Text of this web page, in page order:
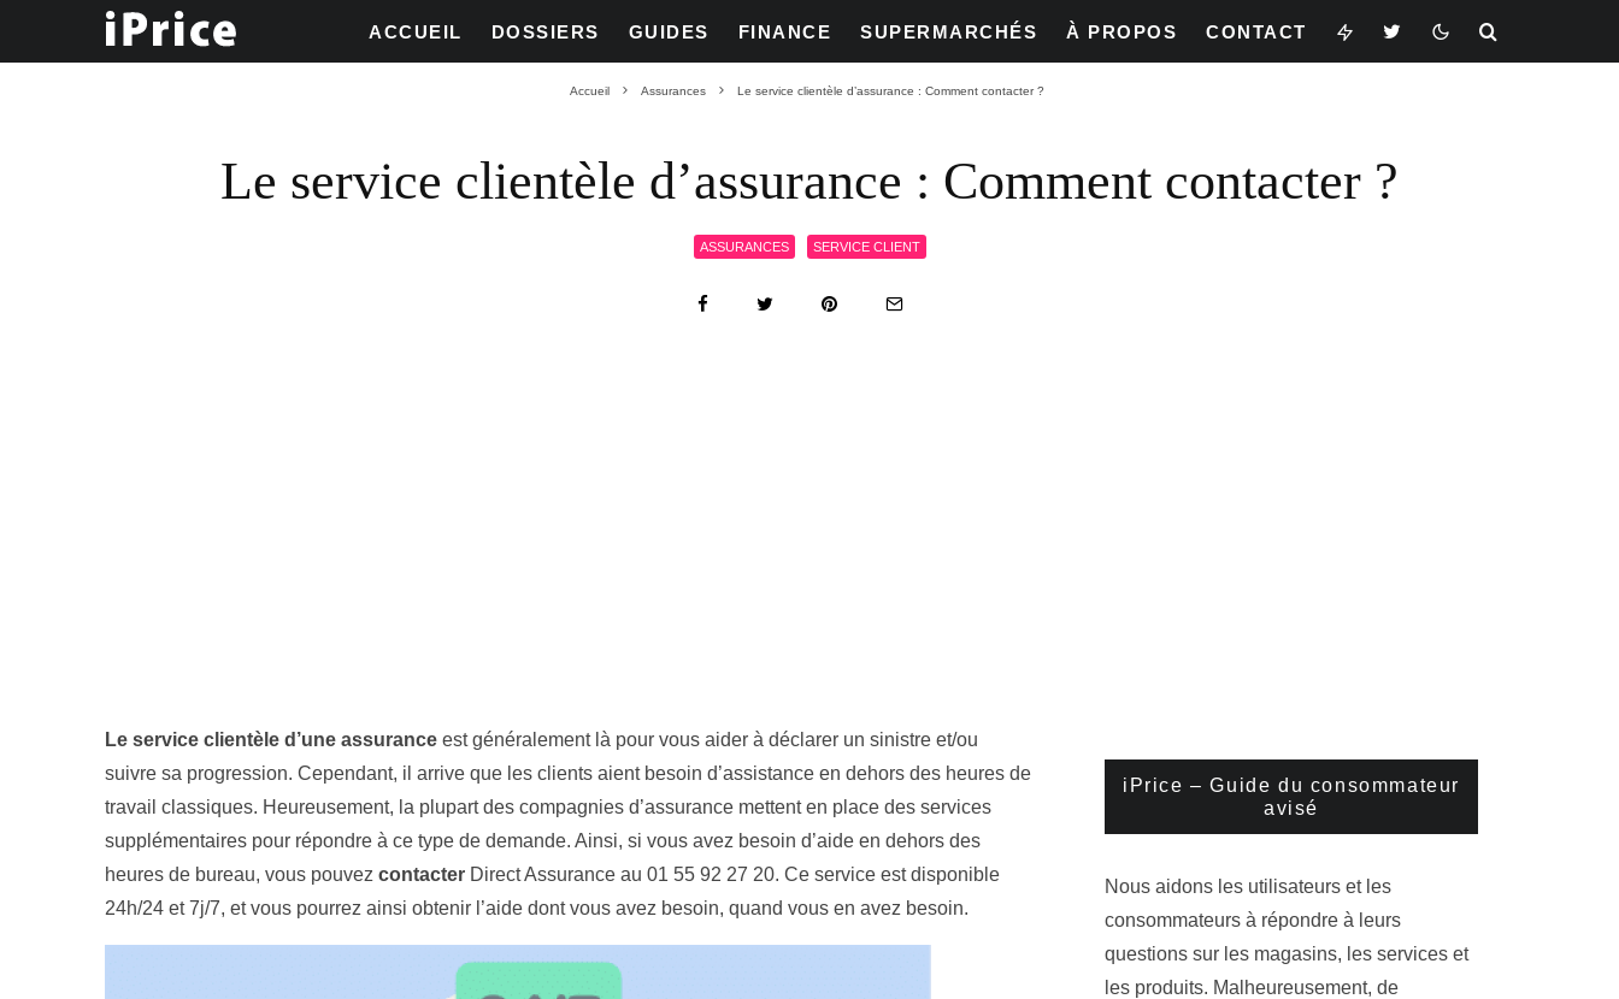
ACCUEIL DOSSIERS GUIDES FINANCE SUPERMARCHÉS À PROPOS CONTACT
Accueil Assurances Le service clientèle d’assurance : Comment contacter ?
Le service clientèle d’assurance : Comment contacter ?
ASSURANCES SERVICE CLIENT
Le service clientèle d’une assurance est généralement là pour vous aider à déclarer un sinistre et/ou
suivre sa progression. Cependant, il arrive que les clients aient besoin d’assistance en dehors des heures de
travail classiques. Heureusement, la plupart des compagnies d’assurance mettent en place des services
supplémentaires pour répondre à ce type de demande. Ainsi, si vous avez besoin d’aide en dehors des
heures de bureau, vous pouvez contacter Direct Assurance au 01 55 92 27 20. Ce service est disponible
24h/24 et 7j/7, et vous pourrez ainsi obtenir l’aide dont vous avez besoin, quand vous en avez besoin.
iPrice – Guide du consommateur
avisé
Nous aidons les utilisateurs et les
consommateurs à répondre à leurs
questions sur les magasins, les services et
les produits. Malheureusement, de